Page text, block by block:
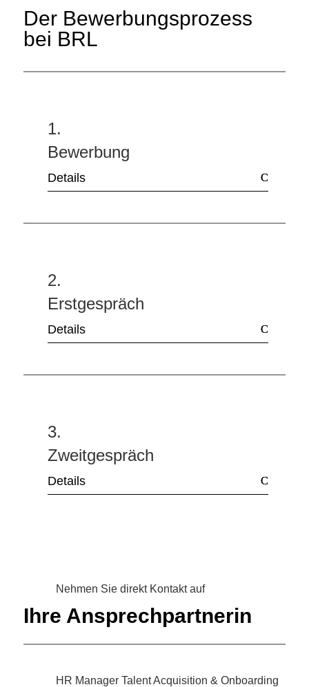
Der Bewerbungsprozess
bei BRL
1.
Bewerbung
Details
2.
Erstgespräch
Details
3.
Zweitgespräch
Details
Nehmen Sie direkt Kontakt auf
Ihre Ansprechpartnerin
HR Manager Talent Acquisition & Onboarding